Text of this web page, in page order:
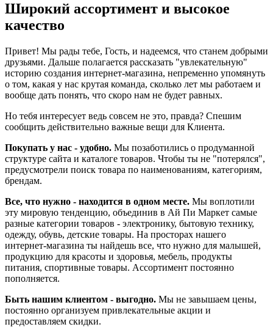
Широкий ассортимент и высокое
качество
Привет! Мы рады тебе, Гость, и надеемся, что станем добрыми
друзьями. Дальше полагается рассказать "увлекательную"
историю создания интернет-магазина, непременно упомянуть
о том, какая у нас крутая команда, сколько лет мы работаем и
вообще дать понять, что скоро нам не будет равных.
Но тебя интересует ведь совсем не это, правда? Спешим
сообщить действительно важные вещи для Клиента.
Покупать у нас - удобно. Мы позаботились о продуманной
структуре сайта и каталоге товаров. Чтобы ты не "потерялся",
предусмотрели поиск товара по наименованиям, категориям,
брендам.
Все, что нужно - находится в одном месте. Мы воплотили
эту мировую тенденцию, объединив в Ай Пи Маркет самые
разные категории товаров - электронику, бытовую технику,
одежду, обувь, детские товары. На просторах нашего
интернет-магазина ты найдешь все, что нужно для малышей,
продукцию для красоты и здоровья, мебель, продукты
питания, спортивные товары. Ассортимент постоянно
пополняется.
Быть нашим клиентом - выгодно. Мы не завышаем цены,
постоянно организуем привлекательные акции и
предоставляем скидки.